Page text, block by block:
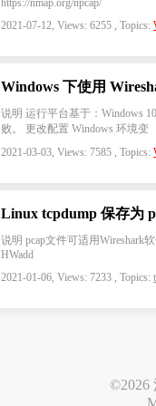
https://nmap.org/npcap/
2021-07-12, Views: 6255 , Topics:
Windows 下使用
说明 运行平台基于：Windows
败。 更改配置 Windows 环境变
2021-03-03, Views: 7585 , Topics:
Linux tcpdump 保存为
说明 pcap文件可适用Wireshark
HWadd
2021-01-06, Views: 7233 , Topics:
©2026